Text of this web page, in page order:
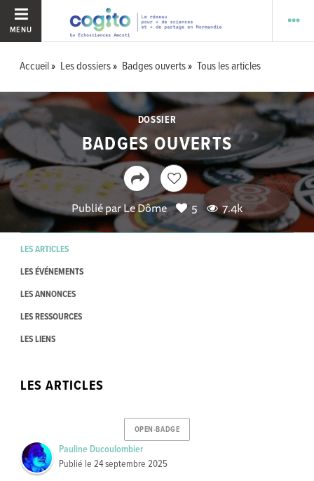
MENU
Accueil Les dossiers Badges ouverts Tous les articles
DOSSIER
BADGES OUVERTS
Publié parLe Dôme 5 7.4k
LES ARTICLES
LES ÉVÉNEMENTS
LES ANNONCES
LES RESSOURCES
LES LIENS
LES ARTICLES
OPEN-BADGE
Pauline Ducoulombier
Publié le 24 septembre 2025